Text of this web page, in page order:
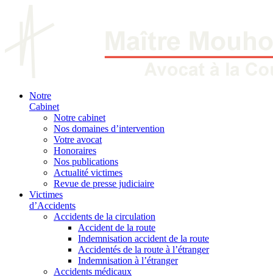
Notre
Cabinet
Notre cabinet
Nos domaines d’intervention
Votre avocat
Honoraires
Nos publications
Actualité victimes
Revue de presse judiciaire
Victimes
d’Accidents
Accidents de la circulation
Accident de la route
Indemnisation accident de la route
Accidentés de la route à l’étranger
Indemnisation à l’étranger
Accidents médicaux